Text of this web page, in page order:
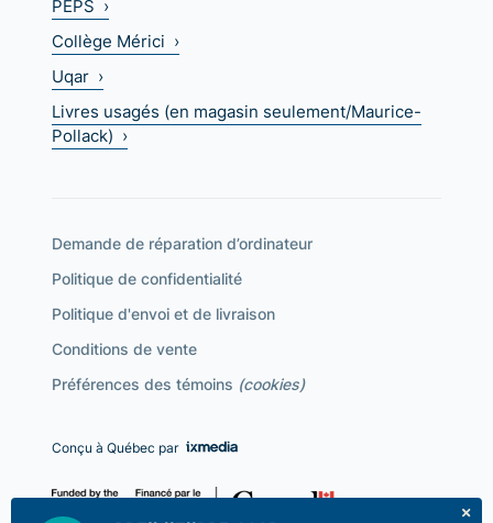
PEPS ›
Collège Mérici ›
Uqar ›
Livres usagés (en magasin seulement/Maurice-
Pollack) ›
Demande de réparation d’ordinateur
Politique de confidentialité
Politique d'envoi et de livraison
Conditions de vente
Préférences des témoins (cookies)
Conçu à Québec par